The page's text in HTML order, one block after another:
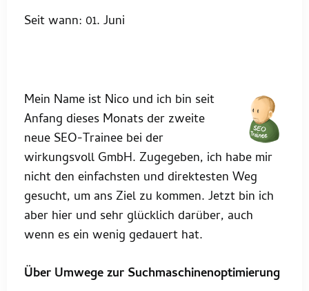
Seit wann: 01. Juni
Mein Name ist Nico und ich bin seit
Anfang dieses Monats der zweite
neue SEO-Trainee bei der
wirkungsvoll GmbH. Zugegeben, ich habe mir
nicht den einfachsten und direktesten Weg
gesucht, um ans Ziel zu kommen. Jetzt bin ich
aber hier und sehr glücklich darüber, auch
wenn es ein wenig gedauert hat.
Über Umwege zur Suchmaschinenoptimierung